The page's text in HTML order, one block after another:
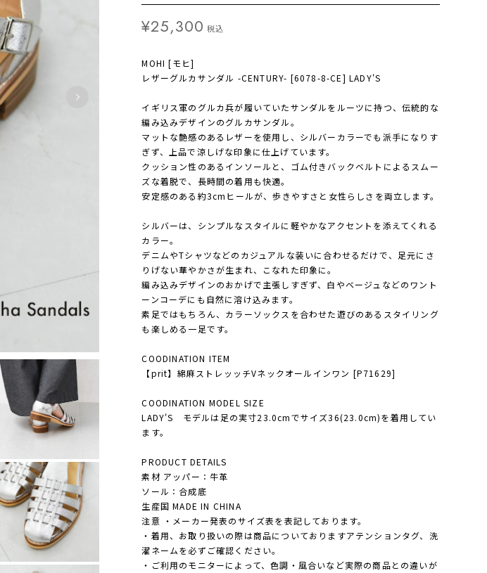
¥25,300 税込
MOHI [モヒ]
レザーグルカサンダル -CENTURY- [6078-8-CE] LADY'S
イギリス軍のグルカ兵が履いていたサンダルをルーツに持つ、伝統的な
編み込みデザインのグルカサンダル。
マットな艶感のあるレザーを使用し、シルバーカラーでも派手になりす
ぎず、上品で涼しげな印象に仕上げています。
クッション性のあるインソールと、ゴム付きバックベルトによるスムー
ズな着脱で、長時間の着用も快適。
安定感のある約3cmヒールが、歩きやすさと女性らしさを両立します。
シルバーは、シンプルなスタイルに軽やかなアクセントを添えてくれる
カラー。
デニムやTシャツなどのカジュアルな装いに合わせるだけで、足元にさ
りげない華やかさが生まれ、こなれた印象に。
編み込みデザインのおかげで主張しすぎず、白やベージュなどのワント
ーンコーデにも自然に溶け込みます。
素足ではもちろん、カラーソックスを合わせた遊びのあるスタイリング
も楽しめる一足です。
COODINATION ITEM
【prit】綿麻ストレッッチVネックオールインワン [P71629]
COODINATION MODEL SIZE
LADY'S モデルは足の実寸23.0cmでサイズ36(23.0cm)を着用してい
ます。
PRODUCT DETAILS
素材 アッパー：牛革
ソール：合成底
生産国 MADE IN CHINA
注意 ・メーカー発表のサイズ表を表記しております。
・着用、お取り扱いの際は商品についておりますアテンションタグ、洗
濯ネームを必ずご確認ください。
・ご利用のモニターによって、色調・風合いなど実際の商品との違いが